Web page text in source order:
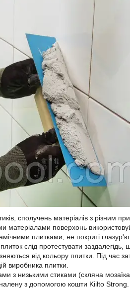
сполучень матеріалів з різним
матеріалами поверхонь
плитками, не покриті
слід протестувати заздалегідь,
від кольору плитки. Під
виробника плитки.
з низькими стиками (скляна
з допомогою кошти Kiilto